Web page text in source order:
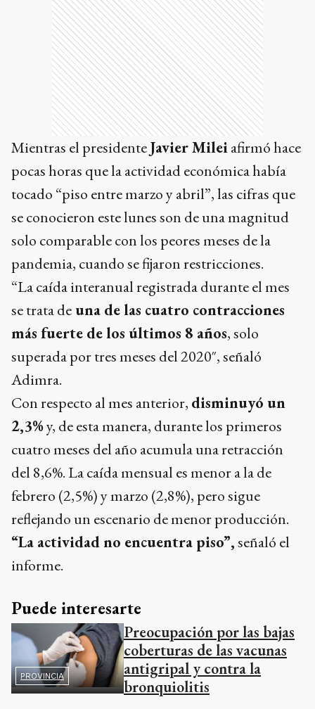
Mientras el presidenteJavier Mileiafirmó hace
pocas horas que la actividad económica había
tocado “piso entre marzo y abril”, las cifras que
se conocieron este lunes son de una magnitud
solo comparable con los peores meses de la
pandemia, cuando se fijaron restricciones.
“La caída interanual registrada durante el mes
se trata deuna de las cuatro contracciones
más fuerte de los últimos 8 años, solo
superada por tres meses del 2020″, señaló
Adimra.
Con respecto al mes anterior, disminuyó un
2,3%y, de esta manera, durante los primeros
cuatro meses del año acumula una retracción
del 8,6%. La caída mensual es menor a la de
febrero (2,5%) y marzo (2,8%), pero sigue
reflejando un escenario de menor producción.
“La actividad no encuentra piso”,señaló el
informe.
Puede interesarte
PROVINCIA
Preocupación por las bajas
coberturas de las vacunas
antigripal y contra la
bronquiolitis